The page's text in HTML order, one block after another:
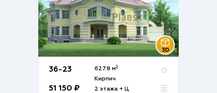
36-23
51 150 ₽
627.8 м2
Кирпич
2 этажа + Ц